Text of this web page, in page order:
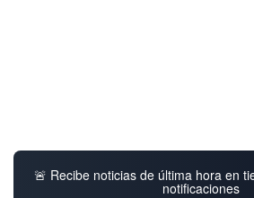
🚨 Recibe noticias de última hora en
notificaciones